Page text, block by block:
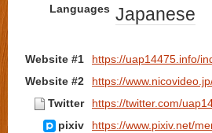
Languages Japanese
Website #1
https://uap14475.info/
Website #2
https://
Twitter
https://twitter.com/
pixiv
https://www.pixiv.net/